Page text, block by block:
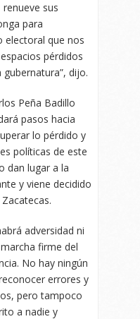
sus
para
electoral que nos
pérdidos
dijo.
Peña Badillo
pasos hacia
lo pérdido y
políticas de este
dan lugar a la
y viene decidido
adversidad ni
firme del
No hay ningún
errores y
pero tampoco
a nadie y